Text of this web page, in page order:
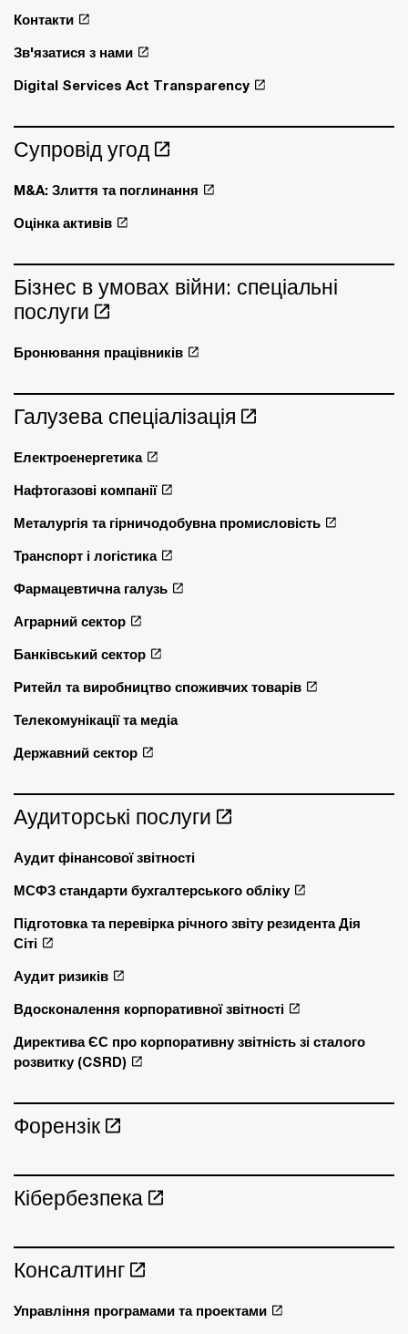
Контакти
Зв'язатися з нами
Digital Services Act Transparency
Супровід угод
M&A: Злиття та поглинання
Оцінка активів
Бізнес в умовах війни: спеціальні
послуги
Бронювання працівників
Галузева спеціалізація
Електроенергетика
Нафтогазові компанії
Металургія та гірничодобувна промисловість
Транспорт і логістика
Фармацевтична галузь
Аграрний сектор
Банківський сектор
Ритейл та виробництво споживчих товарів
Телекомунікації та медіа
Державний сектор
Аудиторські послуги
Аудит фінансової звітності
МСФЗ стандарти бухгалтерського обліку
Підготовка та перевірка річного звіту резидента Дія
Сіті
Аудит ризиків
Вдосконалення корпоративної звітності
Директива ЄС про корпоративну звітність зі сталого
розвитку (CSRD)
Форензік
Кібербезпека
Консалтинг
Управління програмами та проектами